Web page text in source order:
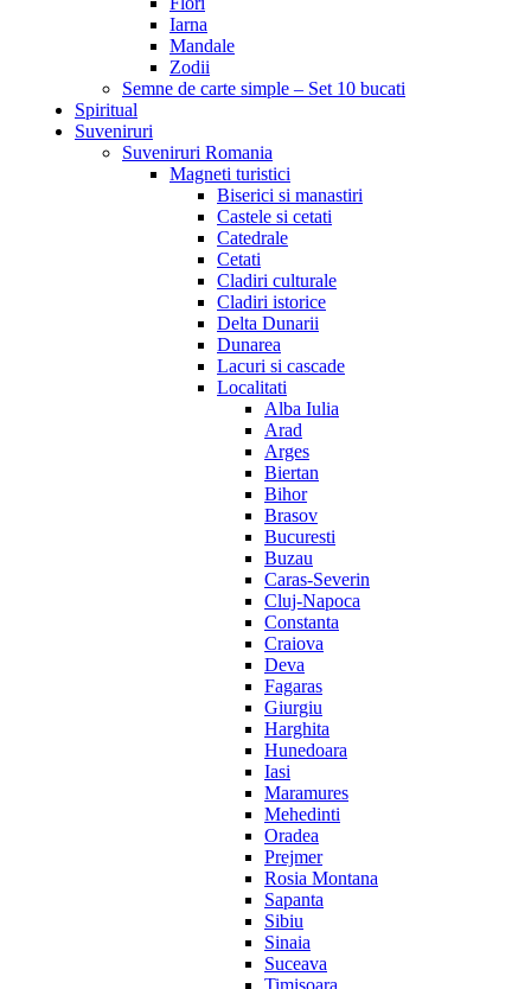
Iarna
Mandale
Zodii
Semne de carte simple – Set 10 bucati
Spiritual
Suveniruri
Suveniruri Romania
Magneti turistici
Biserici si manastiri
Castele si cetati
Catedrale
Cetati
Cladiri culturale
Cladiri istorice
Delta Dunarii
Dunarea
Lacuri si cascade
Localitati
Alba Iulia
Arad
Arges
Biertan
Bihor
Brasov
Bucuresti
Buzau
Caras-Severin
Cluj-Napoca
Constanta
Craiova
Deva
Fagaras
Giurgiu
Harghita
Hunedoara
Iasi
Maramures
Mehedinti
Oradea
Prejmer
Rosia Montana
Sapanta
Sibiu
Sinaia
Suceava
Timisoara